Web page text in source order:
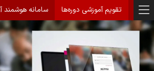
تقویم آموزشی دوره‌ها سامانه هوشمند